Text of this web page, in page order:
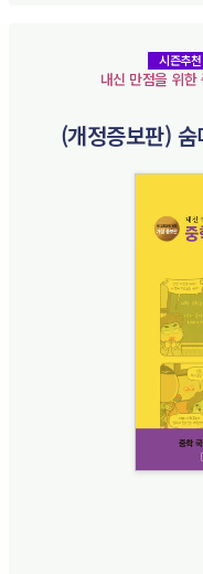
시즌추천
내신 만점을 위
(개정증보판)